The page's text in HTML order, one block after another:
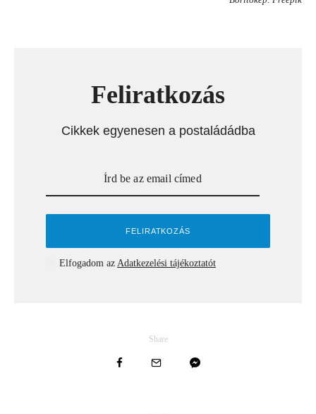
Feliratkozás
Cikkek egyenesen a postaládádba
Elfogadom az Adatkezelési tájékoztatót
Share